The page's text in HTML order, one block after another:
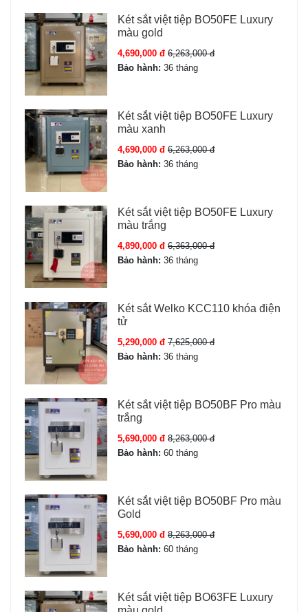
Két sắt việt tiệp BO50FE Luxury
màu gold
4,690,000 đ 6,263,000 đ
Bảo hành: 36 tháng
Két sắt việt tiệp BO50FE Luxury
màu xanh
4,690,000 đ 6,263,000 đ
Bảo hành: 36 tháng
Két sắt việt tiệp BO50FE Luxury
màu trắng
4,890,000 đ 6,363,000 đ
Bảo hành: 36 tháng
Két sắt Welko KCC110 khóa điện
tử
5,290,000 đ 7,625,000 đ
Bảo hành: 36 tháng
Két sắt việt tiệp BO50BF Pro màu
trắng
5,690,000 đ 8,263,000 đ
Bảo hành: 60 tháng
Két sắt việt tiệp BO50BF Pro màu
Gold
5,690,000 đ 8,263,000 đ
Bảo hành: 60 tháng
Két sắt việt tiệp BO63FE Luxury